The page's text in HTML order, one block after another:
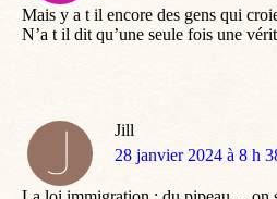
Mais y a t il encore des gens qui
N’a t il dit qu’une seule fois une
Jill
dit
28 janvier 2024 à 8 h